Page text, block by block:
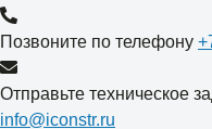
Позвоните по телефону
Отправьте техническое
info@iconstr.ru